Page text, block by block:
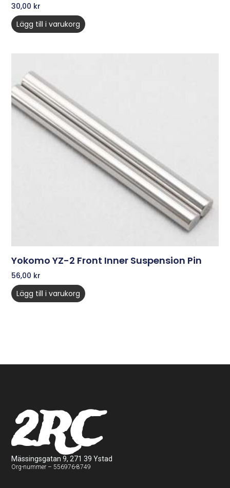
30,00 kr
Lägg till i varukorg
Yokomo YZ-2 Front Inner Suspension Pin
56,00 kr
Lägg till i varukorg
2RC
Mässingsgatan 9, 271 39 Ystad
Org-nummer – 556976-8749